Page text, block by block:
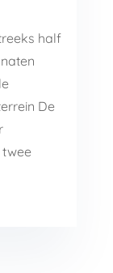
half
De